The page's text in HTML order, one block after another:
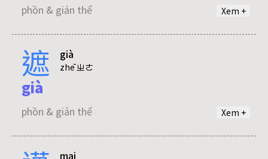
Xem +
phồn & giản thể
cà
phồn & giản thể
già
遮 già
zhē ㄓㄜ
Xem +
già
phồn & giản thể
mại